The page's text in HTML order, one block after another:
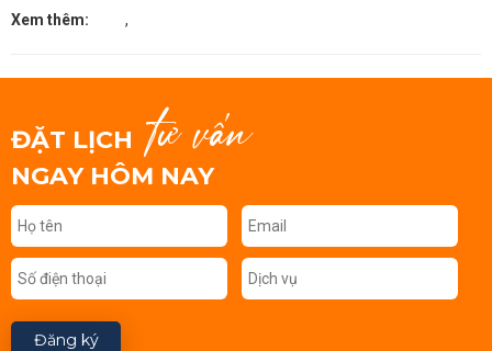
Xem thêm: ,
ĐẶT LỊCH tư vấn
NGAY HÔM NAY
Đăng ký